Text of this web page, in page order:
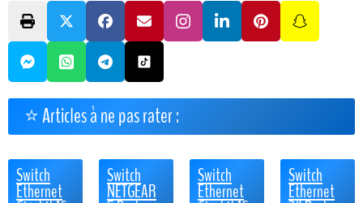
⭐ Articles à ne pas rater :
Switch
Ethernet
Switch
NETGEAR
Switch
Ethernet
Switch
Ethernet